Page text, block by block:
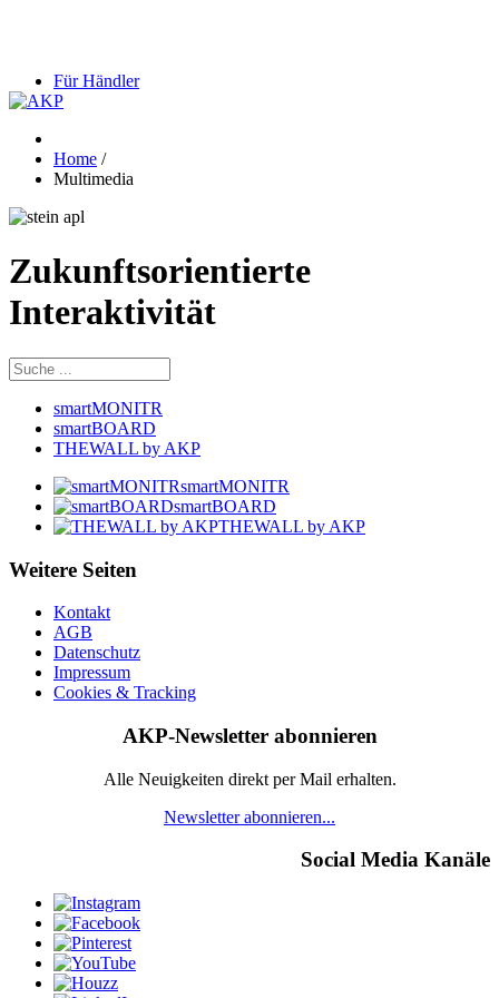
Für Händler
Home /
Multimedia
Zukunftsorientierte
Interaktivität
smartMONITR
smartBOARD
THEWALL by AKP
smartMONITR
smartBOARD
THEWALL by AKP
Weitere Seiten
Kontakt
AGB
Datenschutz
Impressum
Cookies & Tracking
AKP-Newsletter abonnieren
Alle Neuigkeiten direkt per Mail erhalten.
Newsletter abonnieren...
Social Media Kanäle